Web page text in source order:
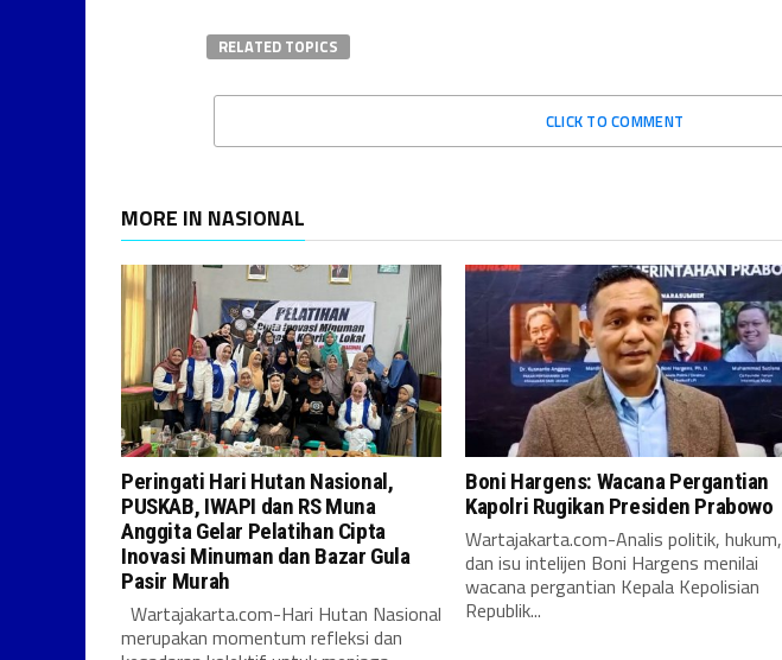
RELATED TOPICS
CLICK TO COMMENT
MORE IN NASIONAL
Peringati Hari Hutan Nasional,
PUSKAB, IWAPI dan RS Muna
Anggita Gelar Pelatihan Cipta
Inovasi Minuman dan Bazar Gula
Pasir Murah
Wartajakarta.com-Hari Hutan Nasional
merupakan momentum refleksi dan
Boni Hargens: Wacana Pergantian
Kapolri Rugikan Presiden Prabowo
Wartajakarta.com-Analis politik, hukum,
dan isu intelijen Boni Hargens menilai
wacana pergantian Kepala Kepolisian
Republik...